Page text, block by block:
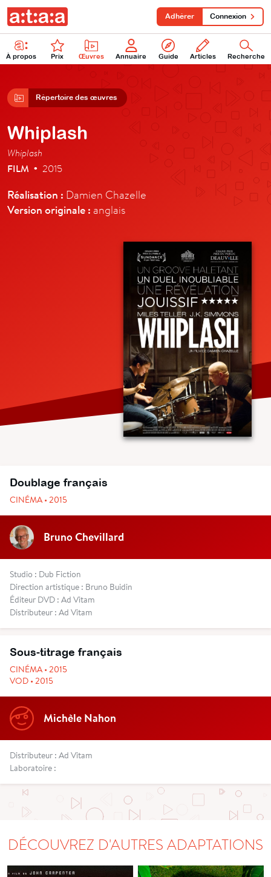
À propos Prix Œuvres Annuaire Guide Articles Recherche
Adhérer Connexion
Répertoire des œuvres
Whiplash
Whiplash
FILM • 2015
Réalisation : Damien Chazelle
Version originale : anglais
Doublage français
CINÉMA • 2015
Bruno Chevillard
Studio : Dub Fiction
Direction artistique : Bruno Buidin
Éditeur DVD : Ad Vitam
Distributeur : Ad Vitam
Sous-titrage français
CINÉMA • 2015
VOD • 2015
Michèle Nahon
Distributeur : Ad Vitam
Laboratoire :
DÉCOUVREZ D'AUTRES ADAPTATIONS